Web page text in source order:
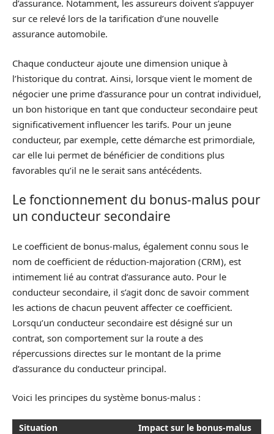
d’assurance. Notamment, les assureurs doivent s’appuyer
sur ce relevé lors de la tarification d’une nouvelle
assurance automobile.
Chaque conducteur ajoute une dimension unique à
l’historique du contrat. Ainsi, lorsque vient le moment de
négocier une prime d’assurance pour un contrat individuel,
un bon historique en tant que conducteur secondaire peut
significativement influencer les tarifs. Pour un jeune
conducteur, par exemple, cette démarche est primordiale,
car elle lui permet de bénéficier de conditions plus
favorables qu’il ne le serait sans antécédents.
Le fonctionnement du bonus-malus pour
un conducteur secondaire
Le coefficient de bonus-malus, également connu sous le
nom de coefficient de réduction-majoration (CRM), est
intimement lié au contrat d’assurance auto. Pour le
conducteur secondaire, il s’agit donc de savoir comment
les actions de chacun peuvent affecter ce coefficient.
Lorsqu’un conducteur secondaire est désigné sur un
contrat, son comportement sur la route a des
répercussions directes sur le montant de la prime
d’assurance du conducteur principal.
Voici les principes du système bonus-malus :
Situation Impact sur le bonus-malus